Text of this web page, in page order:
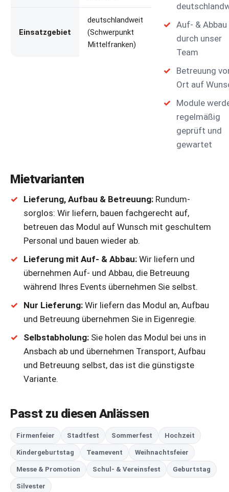
Einsatzgebiet
deutschlandweit
(Schwerpunkt
Mittelfranken)
Auf- & Abbau
durch unser
Team
Betreuung
Ort auf
Module
regelmäßig
geprüft und
gewartet
Mietvarianten
Lieferung, Aufbau & Betreuung: Rundum-
sorglos: Wir liefern, bauen fachgerecht auf,
betreuen das Modul auf Wunsch mit geschultem
Personal und bauen wieder ab.
Lieferung mit Auf- & Abbau: Wir liefern und
übernehmen Auf- und Abbau, die Betreuung
während Ihres Events übernehmen Sie selbst.
Nur Lieferung: Wir liefern das Modul an, Aufbau
und Betreuung übernehmen Sie in Eigenregie.
Selbstabholung: Sie holen das Modul bei uns in
Ansbach ab und übernehmen Transport, Aufbau
und Betreuung selbst, das ist die günstigste
Variante.
Passt zu diesen Anlässen
Firmenfeier Stadtfest Sommerfest Hochzeit
Kindergeburtstag Teamevent Weihnachtsfeier
Messe & Promotion Schul- & Vereinsfest Geburtstag
Silvester